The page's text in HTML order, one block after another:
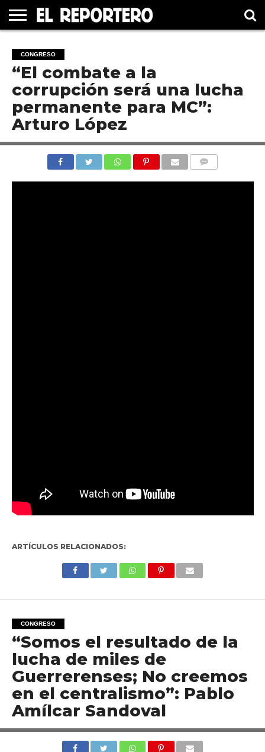
ELECCIÓN
2021
PRINCIPAL
MÉXICO
INTERNACIONAL
#UNMUNDOFELIZ
CULTURA
CINE
CONGRESO
“El combate a la
corrupción será una lucha
permanente para MC”:
Arturo López
ARTÍCULOS RELACIONADOS:
CONGRESO
“Somos el resultado de la
lucha de miles de
Guerrerenses; No creemos
en el centralismo”: Pablo
Amílcar Sandoval